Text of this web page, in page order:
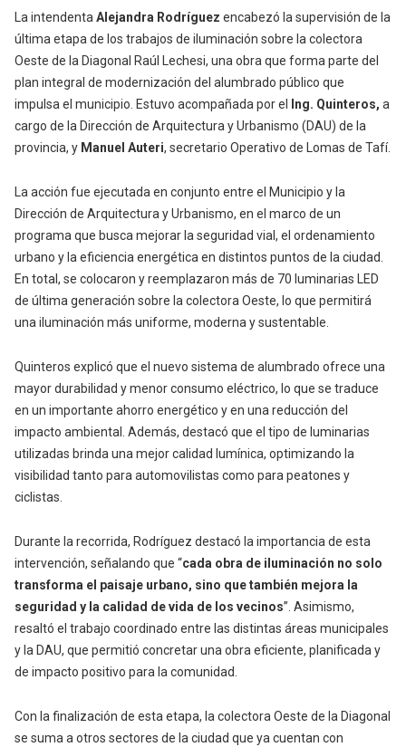
La intendentaAlejandra Rodríguez encabezó la supervisión de la
última etapa de los trabajos de iluminación sobre la colectora
Oeste de la Diagonal Raúl Lechesi, una obra que forma parte del
plan integral de modernización del alumbrado público que
impulsa el municipio. Estuvo acompañada por el
Ing. Quinteros, a
cargo de la Dirección de Arquitectura y Urbanismo (DAU) de la
provincia, y Manuel Auteri, secretario Operativo de Lomas de Tafí.
La acción fue ejecutada en conjunto entre el Municipio y la
Dirección de Arquitectura y Urbanismo, en el marco de un
programa que busca mejorar la seguridad vial, el ordenamiento
urbano y la eficiencia energéticaen distintos puntos de la ciudad.
En total, se colocaron y reemplazaron más de 70 luminarias LED
de última generación sobre la colectora Oeste, lo que permitirá
una iluminación más uniforme, moderna y sustentable.
Quinteros explicó que el nuevo sistema de alumbrado ofrece una
mayor durabilidad y menor consumo eléctrico, lo que se traduce
en un importante ahorro energético y en una reducción del
impacto ambiental. Además, destacó que el tipo de luminarias
utilizadas brinda unamejor calidad lumínica, optimizando la
visibilidad tanto para automovilistas como para peatones y
ciclistas.
Durante la recorrida, Rodríguez destacó la importancia de esta
intervención, señalando que “cada obra de iluminación no solo
transforma el paisaje urbano, sino que también mejora la
seguridad y la calidad de vida de los vecinos”. Asimismo,
resaltó el trabajo coordinado entre las distintas áreas municipales
y la DAU, que permitió concretar una obra eficiente, planificada y
de impacto positivo para la comunidad.
Con la finalización de esta etapa, la colectora Oeste de la Diagonal
se suma a otros sectores de la ciudad que ya cuentan con